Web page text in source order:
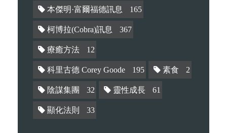
本傑明·富爾福德訊息 165
柯博拉(Cobra)訊息 367
療癒方法 12
科里古德 Corey Goode 195 素食 2
陰謀集團 32 靈性成長 61
顯化法則 33